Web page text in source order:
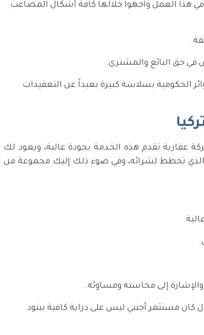
هذا العمل واجهوا خلالها كافة أشكال المصاعب
في حق البائع والمشتري.
الحكومية بسلاسة كبيرة بعيداً عن التعقيدات
تقدم هذه الخدمة بجودة عالية، ويعود لك
الذي تخطط لشرائه، وفي ضوء ذلك إليك مجموعة من
إلى محاسنه ومساوئه.
مستثمر أجنبي ليس على دراية كافية ببنود